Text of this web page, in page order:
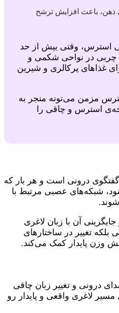
ذهن، باعث افزایش ترشح
استرس، وقتی بیش از حد
چربی در نواحی شکمی و
غذاهای پرکالری و شیرین
مزمن می‌تونه منجر به
استرس و چاقی را
درونی است و هر بار که
شبکه‌های عصبی مرتبط با
آن با زبان لاغری
تغییر در ساختارهای
وزن پایدار کمک می‌کند.
درونی و تغییر زبان چاقی
لاغری واقعی و پایدار رو